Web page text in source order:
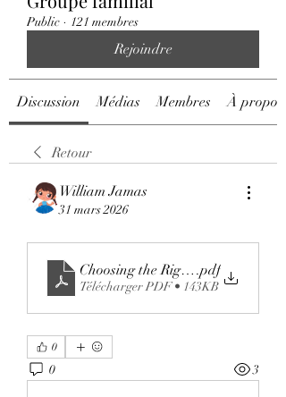
Public · 121 membres
Rejoindre
Discussion Médias Membres À propos
Retour
William Jamas
31 mars 2026
Choosing the Right eCommerce
.pdf
Télécharger PDF • 143KB
0
0 3